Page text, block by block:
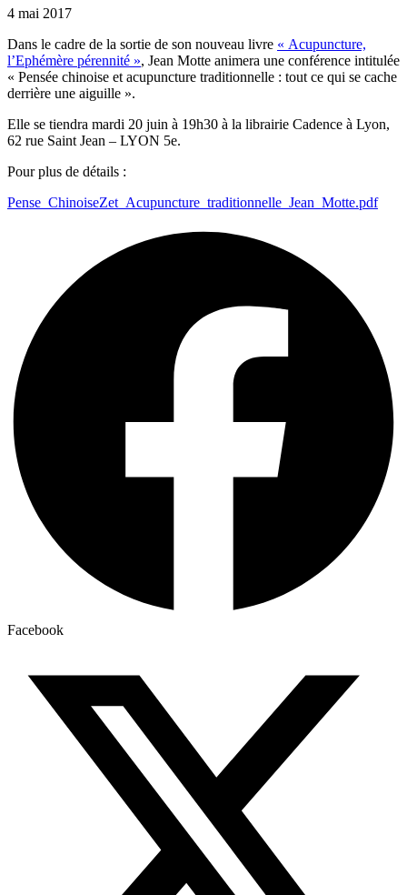
4 mai 2017
Dans le cadre de la sortie de son nouveau livre « Acupuncture,
l’Ephémère pérennité », Jean Motte animera une conférence intitulée
« Pensée chinoise et acupuncture traditionnelle : tout ce qui se cache
derrière une aiguille ».
Elle se tiendra mardi 20 juin à 19h30 à la librairie Cadence à Lyon,
62 rue Saint Jean – LYON 5e.
Pour plus de détails :
Pense_ChinoiseZet_Acupuncture_traditionnelle_Jean_Motte.pdf
Facebook